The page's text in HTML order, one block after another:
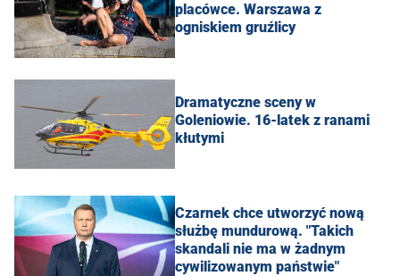
placówce. Warszawa z
ogniskiem gruźlicy
Dramatyczne sceny w
Goleniowie. 16-latek z ranami
kłutymi
Czarnek chce utworzyć nową
służbę mundurową. "Takich
skandali nie ma w żadnym
cywilizowanym państwie"